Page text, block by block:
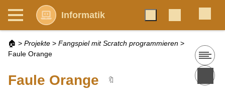
Informatik
🏠 > Projekte > Fangspiel mit Scratch programmieren >
Faule Orange
Faule Orange 🔖